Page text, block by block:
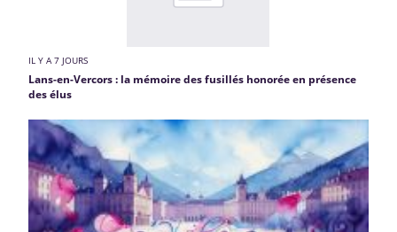
IL Y A 7 JOURS
Lans-en-Vercors : la mémoire des fusillés honorée en présence
des élus